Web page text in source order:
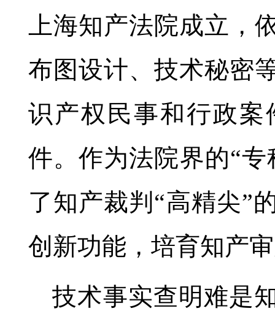
上海知产法院成立，
布图设计、技术秘密
识产权民事和行政
件。作为法院界的“
了知产裁判“高精尖”
创新功能，培育知产
技术事实查明难是